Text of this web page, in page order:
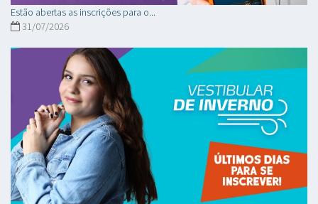
Estão abertas as inscrições para o...
31/07/2026